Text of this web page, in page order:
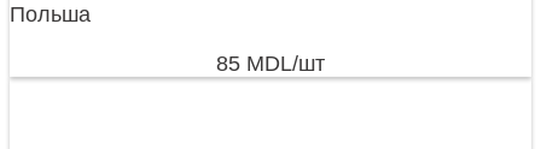
Польша
85 MDL/шт